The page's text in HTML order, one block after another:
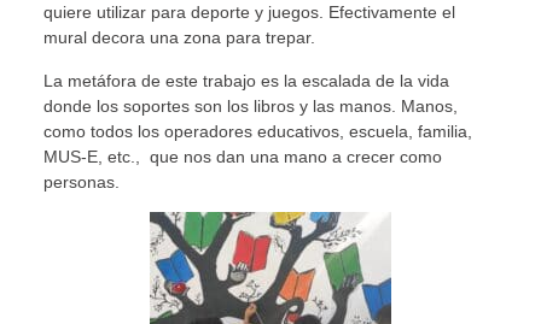
quiere utilizar para deporte y juegos. Efectivamente el
mural decora una zona para trepar.
La metáfora de este trabajo es la escalada de la vida
donde los soportes son los libros y las manos. Manos,
como todos los operadores educativos, escuela, familia,
MUS-E, etc., que nos dan una mano a crecer como
personas.